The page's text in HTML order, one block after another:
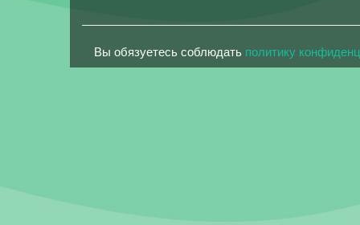
Вы обязуетесь соблюдать политику